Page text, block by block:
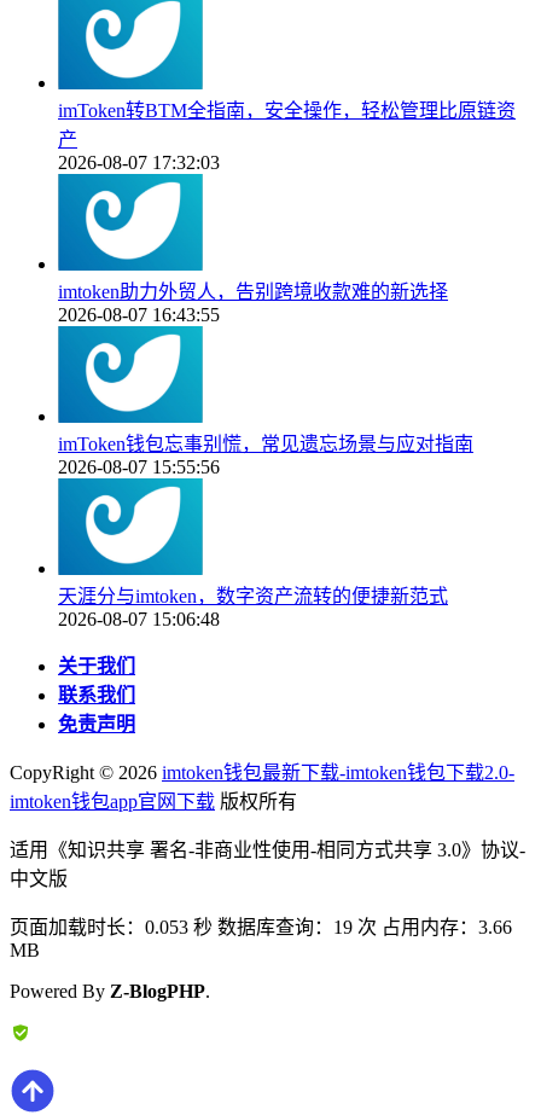
imToken转BTM全指南，安全操作，轻松管理比原链资
产
2026-08-07 17:32:03
imtoken助力外贸人，告别跨境收款难的新选择
2026-08-07 16:43:55
imToken钱包忘事别慌，常见遗忘场景与应对指南
2026-08-07 15:55:56
天涯分与imtoken，数字资产流转的便捷新范式
2026-08-07 15:06:48
关于我们
联系我们
免责声明
CopyRight © 2026 imtoken钱包最新下载-imtoken钱包下载2.0-
imtoken钱包app官网下载 版权所有
适用《知识共享 署名-非商业性使用-相同方式共享 3.0》协议-
中文版
页面加载时长：0.053 秒 数据库查询：19 次 占用内存：3.66
MB
Powered By Z-BlogPHP.